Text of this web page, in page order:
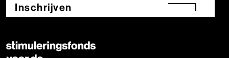
Inschrijven